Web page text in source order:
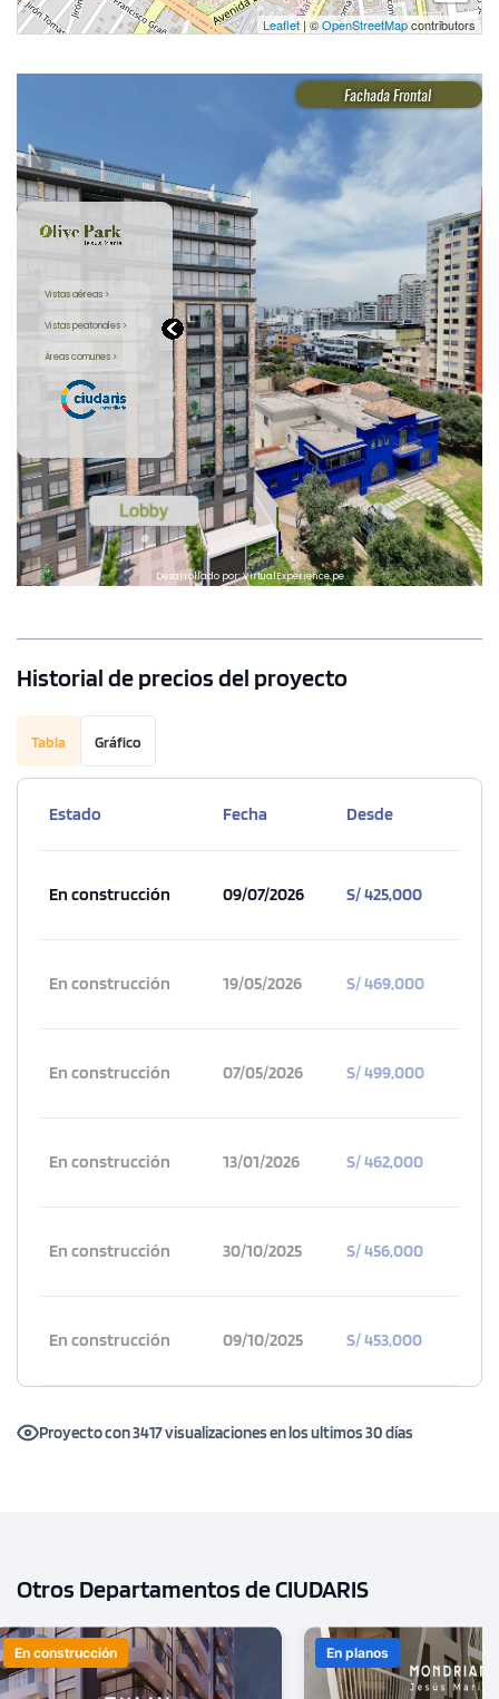
Leaflet| ©OpenStreetMapcontributors
Historial de precios del proyecto
Tabla Gráfico
Estado Fecha Desde
En construcción 09/07/2026 S/ 425,000
En construcción 19/05/2026 S/ 469,000
En construcción 07/05/2026 S/ 499,000
En construcción 13/01/2026 S/ 462,000
En construcción 30/10/2025 S/ 456,000
En construcción 09/10/2025 S/ 453,000
Proyecto con 3417 visualizaciones en los ultimos 30 días
Otros Departamentos de CIUDARIS
En construcción En planos